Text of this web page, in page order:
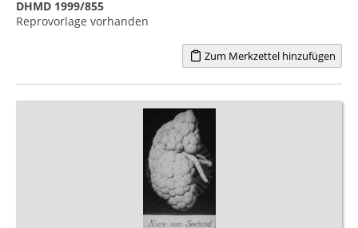
DHMD 1999/855
Reprovorlage vorhanden
Zum Merkzettel hinzufügen